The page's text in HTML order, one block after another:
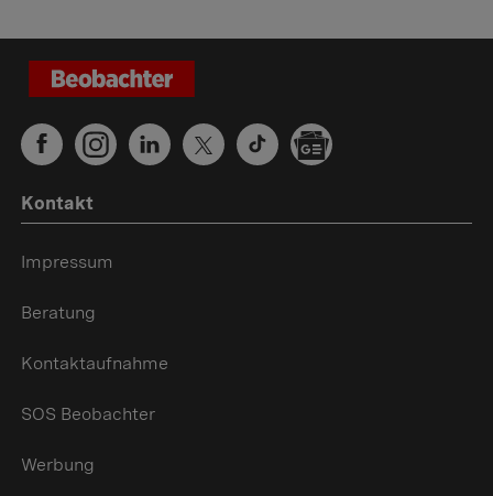
Kontakt
Impressum
Beratung
Kontaktaufnahme
SOS Beobachter
Werbung